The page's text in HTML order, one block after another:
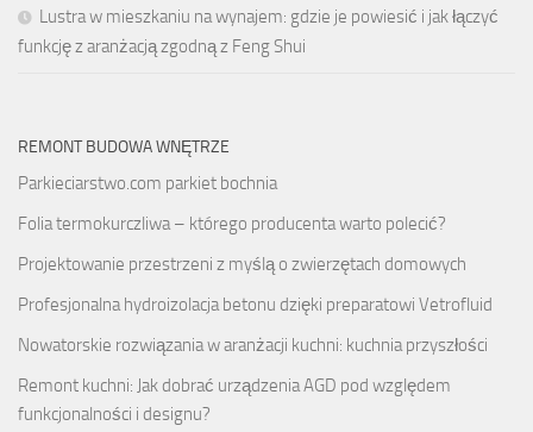
Lustra w mieszkaniu na wynajem: gdzie je powiesić i jak łączyć
funkcję z aranżacją zgodną z Feng Shui
REMONT BUDOWA WNĘTRZE
Parkieciarstwo.com parkiet bochnia
Folia termokurczliwa – którego producenta warto polecić?
Projektowanie przestrzeni z myślą o zwierzętach domowych
Profesjonalna hydroizolacja betonu dzięki preparatowi Vetrofluid
Nowatorskie rozwiązania w aranżacji kuchni: kuchnia przyszłości
Remont kuchni: Jak dobrać urządzenia AGD pod względem
funkcjonalności i designu?